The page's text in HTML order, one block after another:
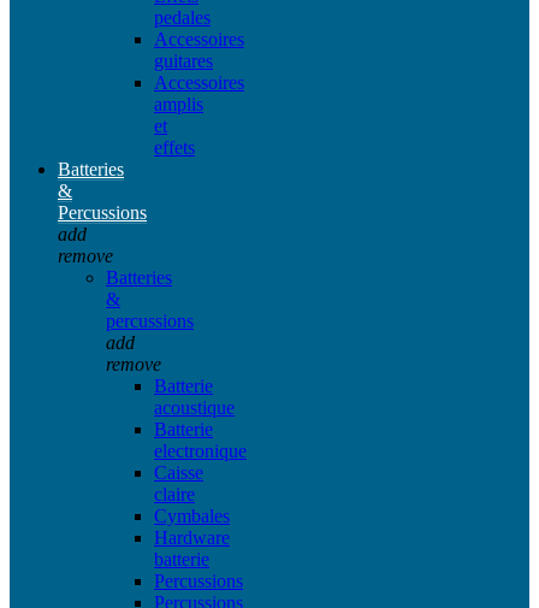
pedales
Accessoires
guitares
Accessoires
amplis
et
effets
Batteries
&
Percussions
add
remove
Batteries
&
percussions
add
remove
Batterie
acoustique
Batterie
electronique
Caisse
claire
Cymbales
Hardware
batterie
Percussions
Percussions